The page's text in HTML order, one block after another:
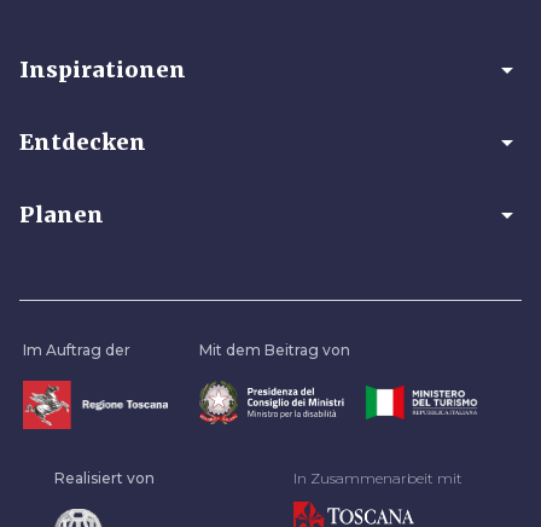
Inspirationen arrow_drop_down
Entdecken arrow_drop_down
Planen arrow_drop_down
Im Auftrag der Mit dem Beitrag von
Realisiert von In Zusammenarbeit mit